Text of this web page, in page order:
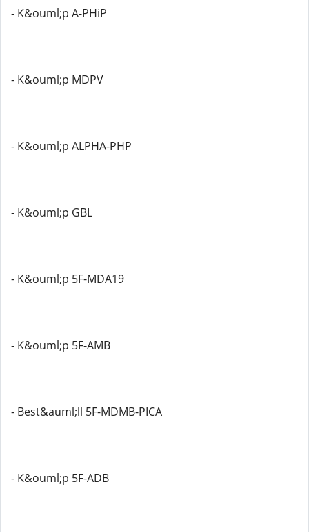
- K&ouml;p A-PHiP
- K&ouml;p MDPV
- K&ouml;p ALPHA-PHP
- K&ouml;p GBL
- K&ouml;p 5F-MDA19
- K&ouml;p 5F-AMB
- Best&auml;ll 5F-MDMB-PICA
- K&ouml;p 5F-ADB